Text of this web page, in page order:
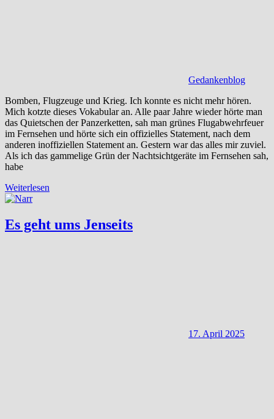
Gedankenblog
Bomben, Flugzeuge und Krieg. Ich konnte es nicht mehr hören.
Mich kotzte dieses Vokabular an. Alle paar Jahre wieder hörte man
das Quietschen der Panzerketten, sah man grünes Flugabwehrfeuer
im Fernsehen und hörte sich ein offizielles Statement, nach dem
anderen inoffiziellen Statement an. Gestern war das alles mir zuviel.
Als ich das gammelige Grün der Nachtsichtgeräte im Fernsehen sah,
habe
Weiterlesen
Es geht ums Jenseits
17. April 2025